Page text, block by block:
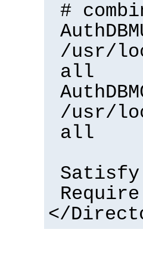
#
/usr/
all
/usr/
all
</